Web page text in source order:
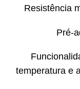
Resistência
Pré-
temperatura e